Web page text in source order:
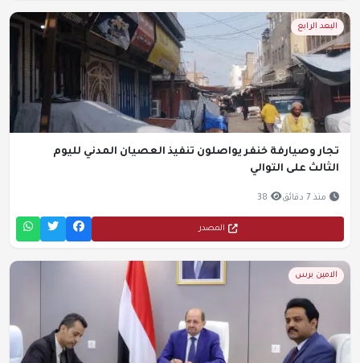
البعد الرابع
تجار وصيارفة خنفر يواصلون تنفيذ العصيان المدني لليوم
الثالث على التوالي
منذ 7 دقائق 38
المصدر
الامين برس